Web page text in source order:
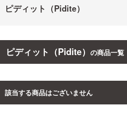
特集から探す
ピディット（Pidite）
ピディット（Pidite） の商品一覧
該当する商品はございません